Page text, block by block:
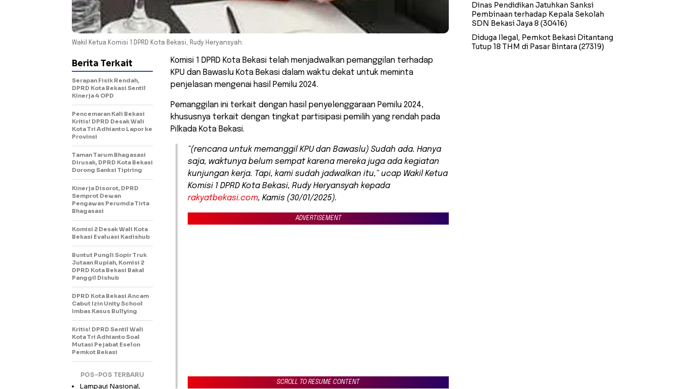
Wakil Ketua Komisi 1 DPRD Kota Bekasi, Rudy Heryansyah.
Komisi 1 DPRD Kota Bekasi telah menjadwalkan pemanggilan terhadap
KPU dan Bawaslu Kota Bekasi dalam waktu dekat untuk meminta
penjelasan mengenai hasil Pemilu 2024.
Pemanggilan ini terkait dengan hasil penyelenggaraan Pemilu 2024,
khususnya terkait dengan tingkat partisipasi pemilih yang rendah pada
Pilkada Kota Bekasi.
“(rencana untuk memanggil KPU dan Bawaslu) Sudah ada. Hanya
saja, waktunya belum sempat karena mereka juga ada kegiatan
kunjungan kerja. Tapi, kami sudah jadwalkan itu,” ucap Wakil Ketua
Komisi 1 DPRD Kota Bekasi, Rudy Heryansyah kepada
rakyatbekasi.com, Kamis (30/01/2025).
ADVERTISEMENT
SCROLL TO RESUME CONTENT
Berita Terkait
Serapan Fisik Rendah,
DPRD Kota Bekasi Sentil
Kinerja 4 OPD
Pencemaran Kali Bekasi
Kritis! DPRD Desak Wali
Kota Tri Adhianto Lapor ke
Provinsi
Taman Tarum Bhagasasi
Dirusak, DPRD Kota Bekasi
Dorong Sanksi Tipiring
Kinerja Disorot, DPRD
Semprot Dewan
Pengawas Perumda Tirta
Bhagasasi
Komisi 2 Desak Wali Kota
Bekasi Evaluasi Kadishub
Buntut Pungli Sopir Truk
Jutaan Rupiah, Komisi 2
DPRD Kota Bekasi Bakal
Panggil Dishub
DPRD Kota Bekasi Ancam
Cabut Izin Unity School
Imbas Kasus Bullying
Kritis! DPRD Sentil Wali
Kota Tri Adhianto Soal
Mutasi Pejabat Eselon
Pemkot Bekasi
POS-POS TERBARU
Lampaui Nasional,
Dinas Pendidikan Jatuhkan Sanksi
Pembinaan terhadap Kepala Sekolah
SDN Bekasi Jaya 8 (30416)
Diduga Ilegal, Pemkot Bekasi Ditantang
Tutup 18 THM di Pasar Bintara (27319)